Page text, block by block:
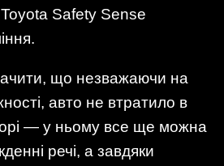
Toyota Safety Sense
що незважаючи на
авто не втратило в
— у ньому все ще можна
речі, а завдяки